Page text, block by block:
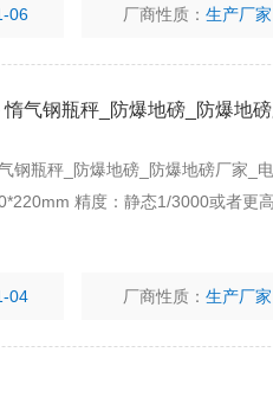
06 厂商性质：生产厂家
气钢瓶秤_防爆地磅_防爆地
钢瓶秤_防爆地磅_防爆地磅厂家_
精度：静态1/3000或者更高
04 厂商性质：生产厂家